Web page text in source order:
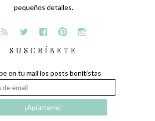
pequeños detalles.
SUSCRÍBETE
en tu mail los posts bonitistas